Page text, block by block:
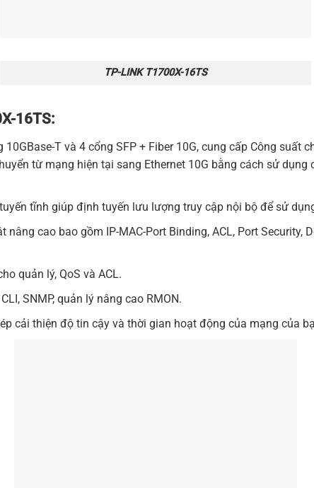
TP-LINK T1700X-16TS
16TS:
T và 4 cổng SFP + Fiber 10G, cung cấp Công suất
từ mạng hiện tại sang Ethernet 10G bằng cách sử dụng
tĩnh giúp định tuyến lưu lượng truy cập nội bộ để sử
nâng cao bao gồm IP-MAC-Port Binding, ACL, Port Security,
quản lý, QoS và ACL.
SNMP, quản lý nâng cao RMON.
cải thiện độ tin cậy và thời gian hoạt động của mạng của